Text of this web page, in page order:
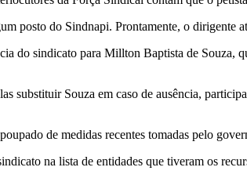
posto do Sindnapi. Prontamente, o dirigente
do sindicato para Millton Baptista de Souza,
substituir Souza em caso de ausência,
de medidas recentes tomadas pelo
na lista de entidades que tiveram os